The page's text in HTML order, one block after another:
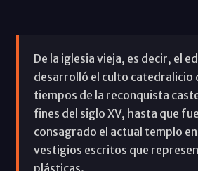
De la iglesia vieja, es decir, el
desarrolló el culto catedralicio
tiempos de la reconquista
fines del siglo XV, hasta que
consagrado el actual templo
vestigios escritos que
plásticas.